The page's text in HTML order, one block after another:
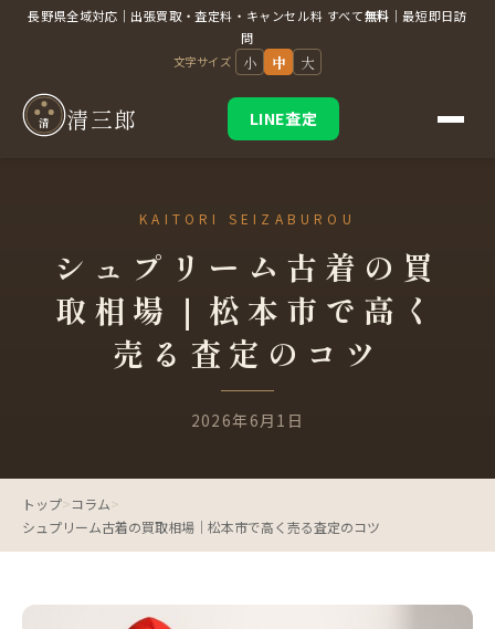
長野県全域対応｜出張買取・査定料・キャンセル料 すべて無料 ｜最短即日訪
問
文字サイズ 小 中 大
清 清三郎 LINE査定
シュプリーム古着の買
取相場｜松本市で高く
売る査定のコツ
2026年6月1日
トップ>コラム>
シュプリーム古着の買取相場｜松本市で高く売る査定のコツ